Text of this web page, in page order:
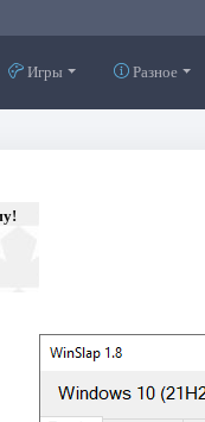
Игры Разное